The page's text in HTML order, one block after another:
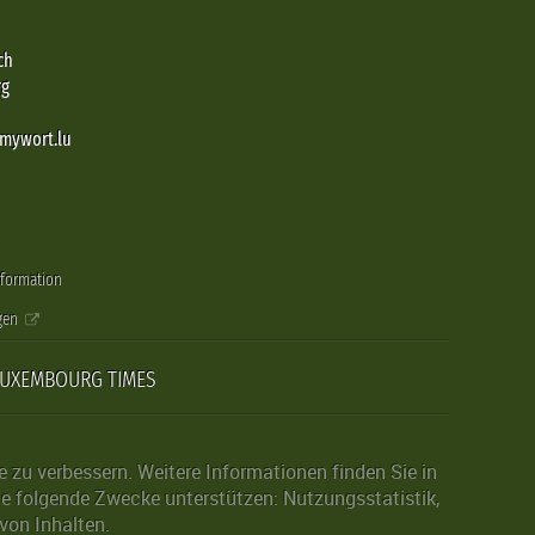
TIMES
verbessern. Weitere Informationen finden Sie in
folgende Zwecke unterstützen: Nutzungsstatistik,
Inhalten.